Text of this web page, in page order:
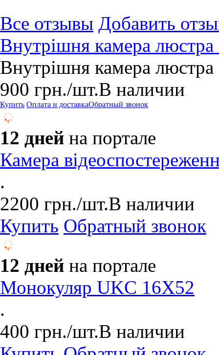
Все отзывы Добавить
Внутрішня камера
Внутрішня камера
900 грн./шт.В наличии
Купить Оплата и доставкаОбратный звонок
12 дней на портале
Камера
.
2200 грн./шт.В наличии
Купить Обратный звонок
12 дней на портале
Монокуляр UKC 16X52
.
400 грн./шт.В наличии